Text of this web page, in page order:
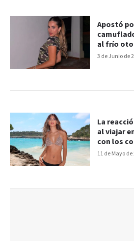
3 de Junio de
Apostó
al frío
11 de Mayo de
La
al viajar
con los
Juniors